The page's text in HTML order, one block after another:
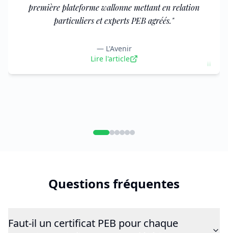
"
certificateurs, auditeurs et responsables PEB agréés afin
d'aider les particuliers à accéder plus facilement aux
— La Libre
Lire l'article
Questions fréquentes
Faut-il un certificat PEB pour chaque